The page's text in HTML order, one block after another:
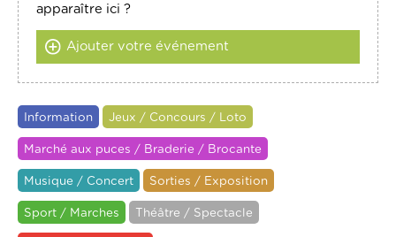
apparaître ici ?
Ajouter votre événement
Information Jeux / Concours / Loto
Marché aux puces / Braderie / Brocante
Musique / Concert Sorties / Exposition
Sport / Marches Théâtre / Spectacle